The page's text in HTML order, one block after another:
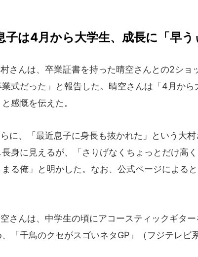
子は4月から大学生、成長に「早う
さんは、卒業証書を持った晴空さんとの2ショ
式だった」と報告した。晴空さんは「4月か
感慨を伝えた。
に、「最近息子に身長も抜かれた」という大
長身に見えるが、「さりげなくちょっとだけ高
まる俺」と明かした。なお、公式ページによる
さんは、中学生の頃にアコースティックギタ
「千鳥のクセがスゴいネタGP」（フジテレビ